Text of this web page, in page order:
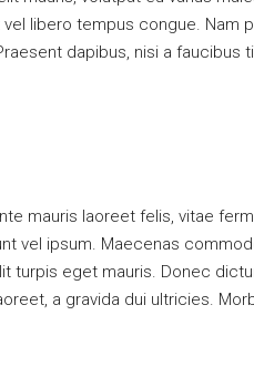
libero tempus congue. Nam
dapibus, nisi a faucibus
mauris laoreet felis, vitae
vel ipsum. Maecenas
turpis eget mauris. Donec
a gravida dui ultricies.